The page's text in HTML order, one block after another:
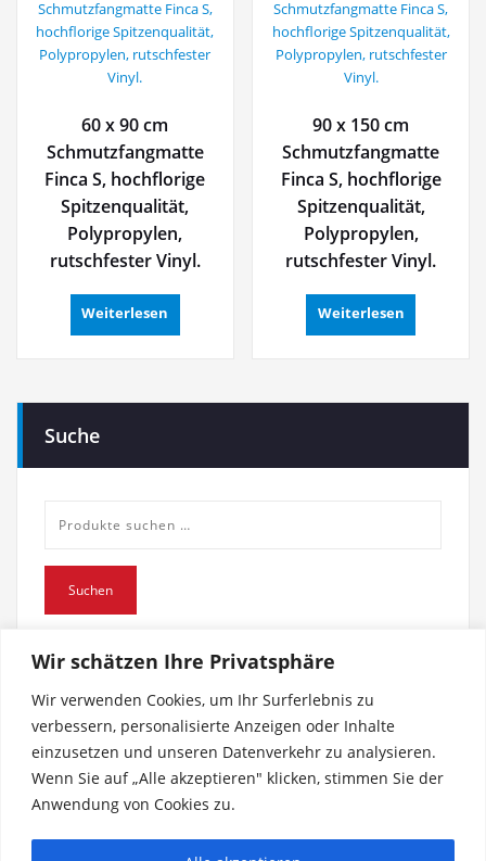
Wir schätzen Ihre Privatsphäre
Wir verwenden Cookies, um Ihr Surferlebnis zu
verbessern, personalisierte Anzeigen oder Inhalte
einzusetzen und unseren Datenverkehr zu analysieren.
Wenn Sie auf „Alle akzeptieren" klicken, stimmen Sie der
Anwendung von Cookies zu.
60 x 90 cm
Schmutzfangmatte
Finca S, hochflorige
Spitzenqualität,
Polypropylen,
rutschfester Vinyl.
Weiterlesen
90 x 150 cm
Schmutzfangmatte
Finca S, hochflorige
Spitzenqualität,
Polypropylen,
rutschfester Vinyl.
Weiterlesen
Suche
nach:
Suchen
Impressum